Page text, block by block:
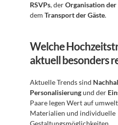
RSVPs, der Organisation
dem Transport der Gäste.
Welche
aktuell besonders
Aktuelle Trends sind
Personalisierung und der
Paare legen Wert auf
Materialien und individuelle
Gestaltungsmöglichkeiten.